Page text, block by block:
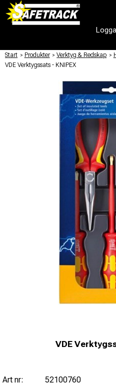
Start / Produkter / Verktyg & Redskap /
VDE Verktygssats - KNIPEX
VDE
Art nr: 52100760